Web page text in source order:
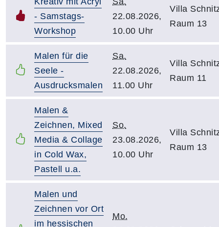
- Samstags-
Workshop
22.08.2026,
10.00 Uhr
Villa
Raum 13
Malen für die
Seele -
Ausdrucksmalen
Sa.
22.08.2026,
11.00 Uhr
Villa
Raum 11
Malen &
Zeichnen, Mixed
Media & Collage
in Cold Wax,
Pastell u.a.
So.
23.08.2026,
10.00 Uhr
Villa
Raum 13
Malen und
Zeichnen vor Ort
im hessischen
Mo.